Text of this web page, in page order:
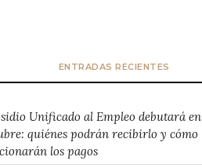
ENTRADAS RECIENTES
Unificado al Empleo debutará en
quiénes podrán recibirlo y cómo
los pagos